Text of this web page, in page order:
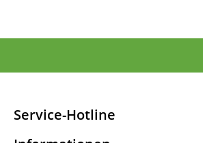
Service-Hotline